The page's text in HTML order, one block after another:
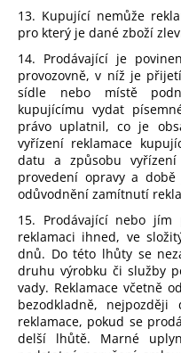
13. Kupující nemůže
pro který je dané zboží
14. Prodávající je
provozovně, v níž je
sídle nebo místě
kupujícímu vydat
právo uplatnil, co je
vyřízení reklamace
datu a způsobu
provedení opravy a
odůvodnění zamítnutí
15. Prodávající nebo jím
reklamaci ihned, ve
dnů. Do této lhůty se
druhu výrobku či služby
vady. Reklamace včetně
bezodkladně,
reklamace, pokud se
delší lhůtě. Marné